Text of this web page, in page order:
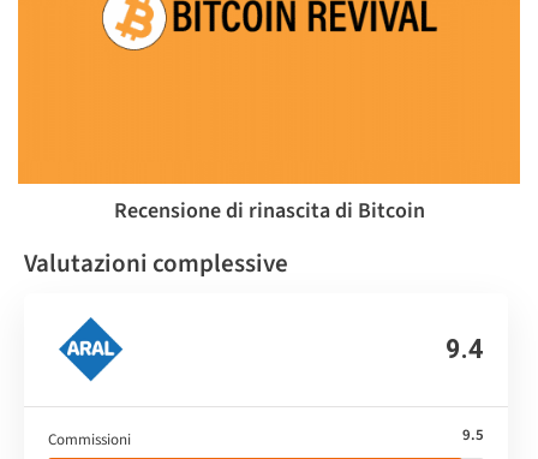
Recensione di rinascita di Bitcoin
Valutazioni complessive
9.4
Commissioni 9.5